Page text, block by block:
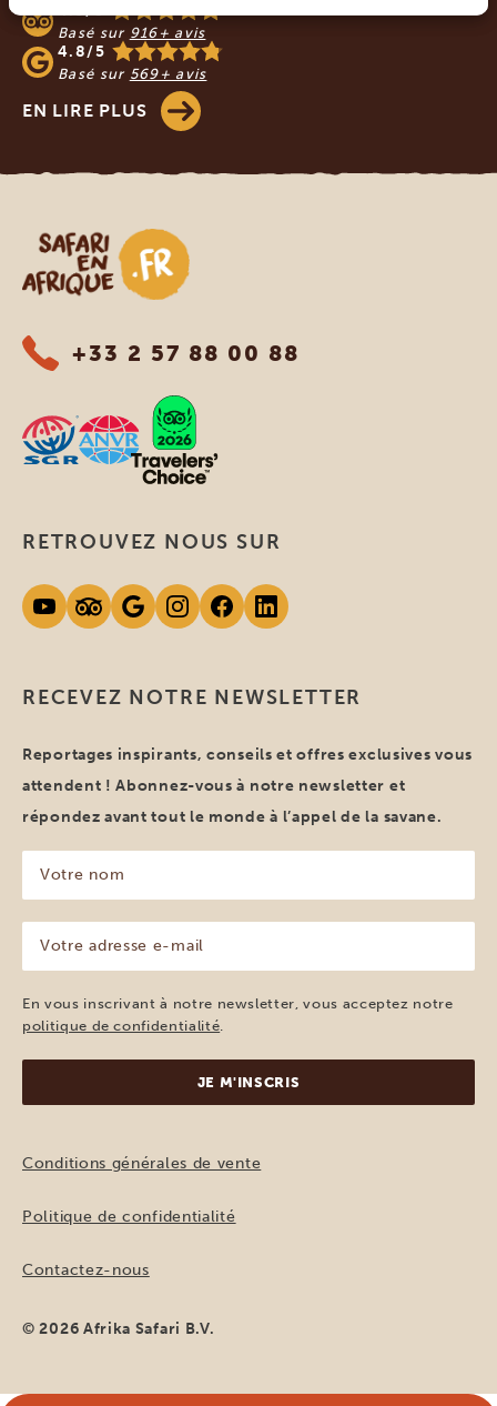
4.9/5
Basé sur 916+ avis
4.8/5
Basé sur 569+ avis
EN LIRE PLUS
Safari en Afrique
+33 2 57 88 00 88
RECEVEZ NOTRE NEWSLETTER
Reportages inspirants, conseils et offres exclusives vous
attendent ! Abonnez-vous à notre newsletter et
répondez avant tout le monde à l’appel de la savane.
nom
(Nécessaire)
adresse
e-
mail
(Nécessaire)
En vous inscrivant à notre newsletter, vous acceptez notre
politique de confidentialité.
RETROUVEZ NOUS SUR
Conditions générales de vente
Politique de confidentialité
Contactez-nous
© 2026 Afrika Safari B.V.